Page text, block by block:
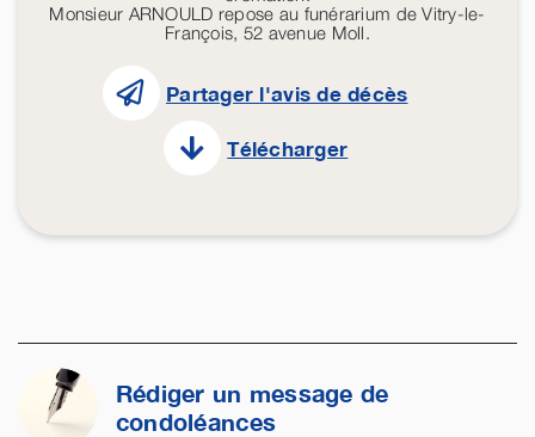
Monsieur ARNOULD repose au funérarium de Vitry-le-
François, 52 avenue Moll.
Partager l'avis de décès
Télécharger
Rédiger un message de
condoléances